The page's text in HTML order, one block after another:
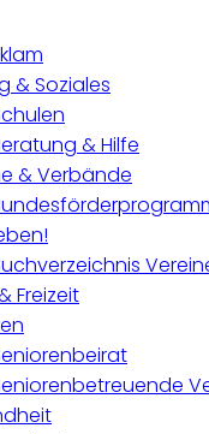
& Soziales
& Hilfe
& Verbände
Freizeit